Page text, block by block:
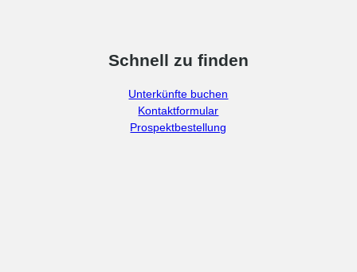
Schnell zu finden
Unterkünfte buchen
Kontaktformular
Prospektbestellung